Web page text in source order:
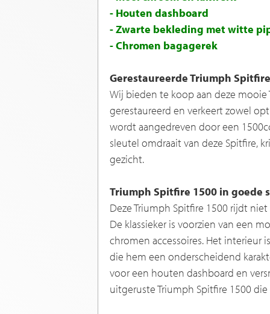
- Houten dashboard
- Zwarte bekleding met witte
- Chromen bagagerek
Gerestaureerde Triumph
Wij bieden te koop aan deze
gerestaureerd en verkeert zowel
wordt aangedreven door een
sleutel omdraait van deze Spitfire,
gezicht.
Triumph Spitfire 1500 in goede
Deze Triumph Spitfire 1500 rijdt
De klassieker is voorzien van een
chromen accessoires. Het
die hem een onderscheidend
voor een houten dashboard en
uitgeruste Triumph Spitfire 1500